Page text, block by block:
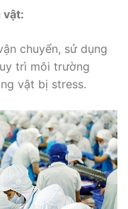
vật:
chuyển, sử dụng
trì môi trường
vật bị stress.